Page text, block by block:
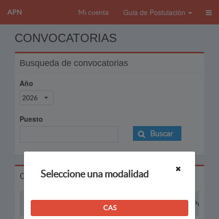
APN Mi cuenta Guia de Postulación
CONVOCATORIAS
Busqueda de convocatorias
Año
2026
Puesto
Buscar
Convocatorias
Puesto
Seleccione una modalidad
CAS